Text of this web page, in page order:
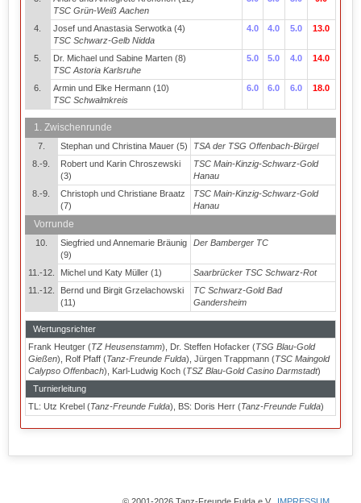
TSC Grün-Weiß Aachen
4.
Josef und Anastasia Serwotka (4)
TSC Schwarz-Gelb Nidda
4.0 4.0 5.0 13.0
5.
Dr. Michael und Sabine Marten (8)
TSC Astoria Karlsruhe
5.0 5.0 4.0 14.0
6.
Armin und Elke Hermann (10)
TSC Schwalmkreis
6.0 6.0 6.0 18.0
1. Zwischenrunde
7. Stephan und Christina Mauer (5)
TSA der TSG Offenbach-Bürgel
8.-9.
Robert und Karin Chroszewski
(3)
TSC Main-Kinzig-Schwarz-Gold
Hanau
8.-9.
Christoph und Christiane Braatz
(7)
TSC Main-Kinzig-Schwarz-Gold
Hanau
Vorrunde
10.
Siegfried und Annemarie Bräunig
(9)
Der Bamberger TC
11.-12. Michel und Katy Müller (1)
Saarbrücker TSC Schwarz-Rot
11.-12.
Bernd und Birgit Grzelachowski
(11)
TC Schwarz-Gold Bad
Gandersheim
Wertungsrichter
Frank Heutger (TZ Heusenstamm), Dr. Steffen Hofacker (TSG Blau-Gold
Gießen), Rolf Pfaff (Tanz-Freunde Fulda), Jürgen Trappmann (TSC Maingold
Calypso Offenbach), Karl-Ludwig Koch (TSZ Blau-Gold Casino Darmstadt)
Turnierleitung
TL: Utz Krebel (Tanz-Freunde Fulda), BS: Doris Herr (Tanz-Freunde Fulda)
© 2001-2026 Tanz-Freunde Fulda e.V. IMPRESSUM